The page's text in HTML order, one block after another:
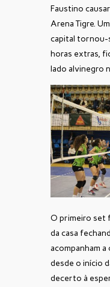
Faustino
Arena Tigre.
capital tornou-
horas extras,
lado alvinegro
O primeiro set
da casa
acompanham a
desde o início
decerto à